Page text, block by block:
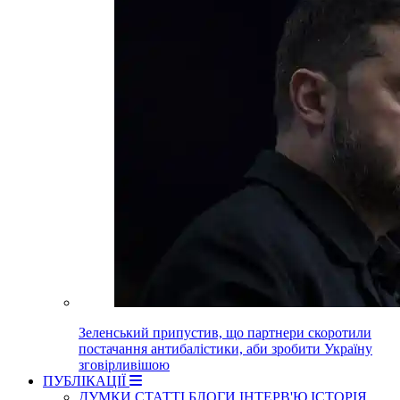
Зеленський припустив, що партнери скоротили
постачання антибалістики, аби зробити Україну
зговірливішою
ПУБЛІКАЦІЇ
ДУМКИ СТАТТІ БЛОГИ ІНТЕРВ'Ю ІСТОРІЯ